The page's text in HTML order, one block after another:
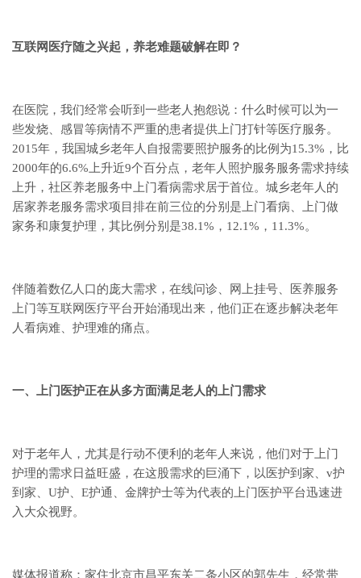
互联网医疗随之兴起，养老难题破解在即？
在医院，我们经常会听到一些老人抱怨说：什么时候可以为一
些发烧、感冒等病情不严重的患者提供上门打针等医疗服务。
2015年，我国城乡老年人自报需要照护服务的比例为15.3%，比
2000年的6.6%上升近9个百分点，老年人照护服务服务需求持续
上升，社区养老服务中上门看病需求居于首位。城乡老年人的
居家养老服务需求项目排在前三位的分别是上门看病、上门做
家务和康复护理，其比例分别是38.1%，12.1%，11.3%。
伴随着数亿人口的庞大需求，在线问诊、网上挂号、医养服务
上门等互联网医疗平台开始涌现出来，他们正在逐步解决老年
人看病难、护理难的痛点。
一、上门医护正在从多方面满足老人的上门需求
对于老年人，尤其是行动不便利的老年人来说，他们对于上门
护理的需求日益旺盛，在这股需求的巨涌下，以医护到家、v护
到家、U护、E护通、金牌护士等为代表的上门医护平台迅速进
入大众视野。
媒体报道称：家住北京市昌平东关二条小区的郭先生，经常带